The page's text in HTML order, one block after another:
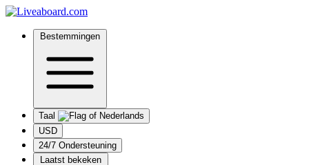
Bestemmingen
Taal
USD
24/7 Ondersteuning
Laatst bekeken